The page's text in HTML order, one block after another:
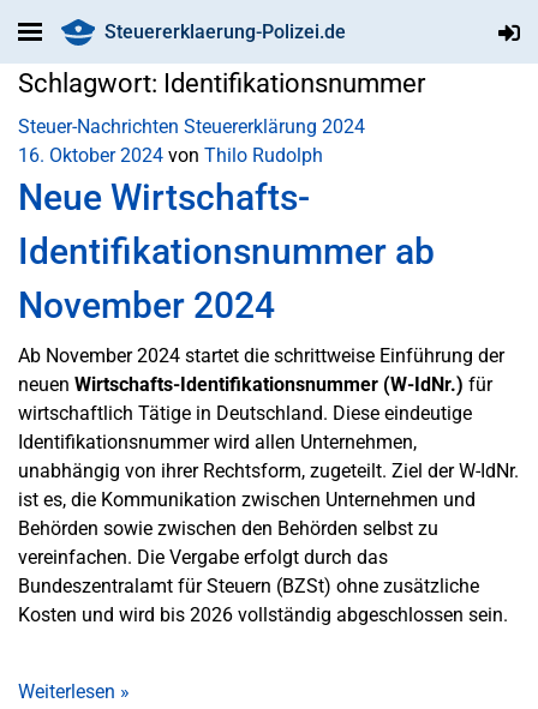
Steuererklaerung-Polizei.de
Schlagwort: Identifikationsnummer
Steuer-Nachrichten Steuererklärung 2024
16. Oktober 2024 von Thilo Rudolph
Neue Wirtschafts-
Identifikationsnummer ab
November 2024
Ab November 2024 startet die schrittweise Einführung der
neuen Wirtschafts-Identifikationsnummer (W-IdNr.) für
wirtschaftlich Tätige in Deutschland. Diese eindeutige
Identifikationsnummer wird allen Unternehmen,
unabhängig von ihrer Rechtsform, zugeteilt. Ziel der W-IdNr.
ist es, die Kommunikation zwischen Unternehmen und
Behörden sowie zwischen den Behörden selbst zu
vereinfachen. Die Vergabe erfolgt durch das
Bundeszentralamt für Steuern (BZSt) ohne zusätzliche
Kosten und wird bis 2026 vollständig abgeschlossen sein.
Weiterlesen »